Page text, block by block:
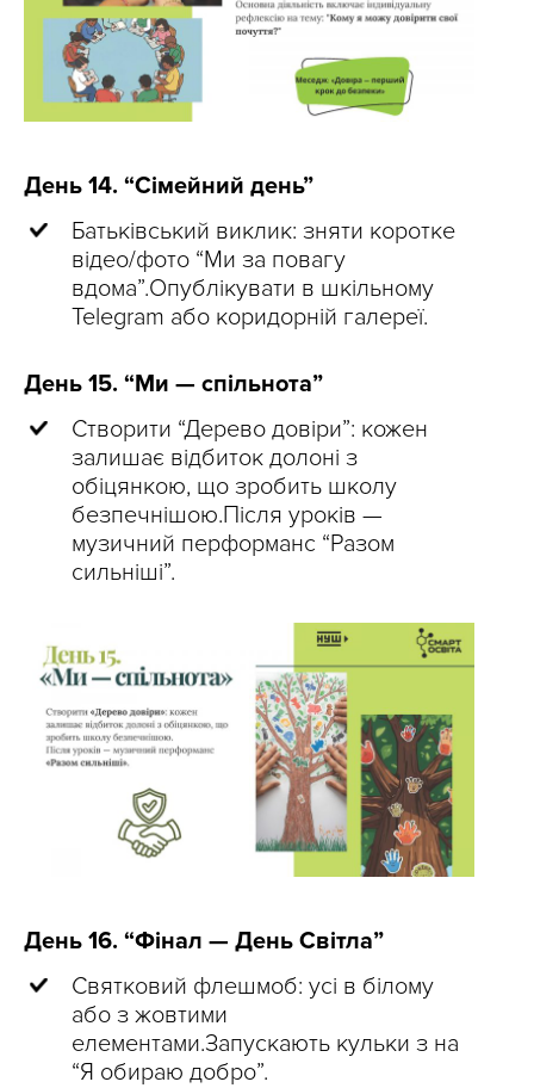
День 14. “Сімейний день”
Батьківський виклик: зняти коротке
відео/фото “Ми за повагу
вдома”.Опублікувати в шкільному
Telegram або коридорній галереї.
День 15. “Ми — спільнота”
Створити “Дерево довіри”: кожен
залишає відбиток долоні з
обіцянкою, що зробить школу
безпечнішою.Після уроків —
музичний перформанс “Разом
сильніші”.
День 16. “Фінал — День Світла”
Святковий флешмоб: усі в білому
або з жовтими
елементами.Запускають кульки з на
“Я обираю добро”.